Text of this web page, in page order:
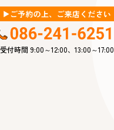
受付時間 9:00～12:00、13:00～17:00